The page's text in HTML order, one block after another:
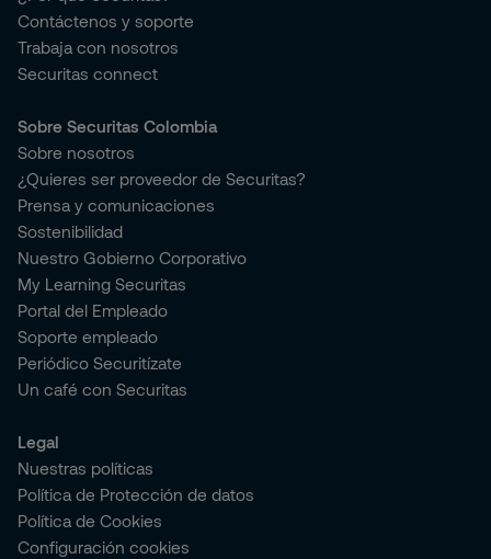
Contáctenos y soporte
Trabaja con nosotros
Securitas connect
Sobre Securitas Colombia
Sobre nosotros
¿Quieres ser proveedor de Securitas?
Prensa y comunicaciones
Sostenibilidad
Nuestro Gobierno Corporativo
My Learning Securitas
Portal del Empleado
Soporte empleado
Periódico Securitízate
Un café con Securitas
Legal
Nuestras políticas
Política de Protección de datos
Política de Cookies
Configuración cookies